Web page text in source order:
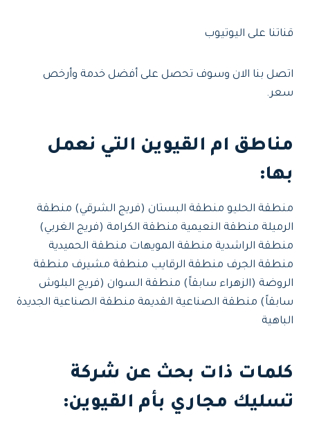
قناتنا على اليوتيوب
اتصل بنا الان وسوف تحصل على أفضل خدمة وأرخص
سعر.
مناطق ام القيوين التي نعمل
بها:
منطقة الحليو منطقة البستان (فريج الشرقي) منطقة
الرميلة منطقة النعيمية منطقة الكرامة (فريج الغربي)
منطقة الراشدية منطقة المويهات منطقة الحميدية
منطقة الجرف منطقة الرقايب منطقة مشيرف منطقة
الروضة (الزهراء سابقاً) منطقة السوان (فريج البلوش
سابقاً) منطقة الصناعية القديمة منطقة الصناعية الجديدة
الباهية
كلمات ذات بحث عن شركة
تسليك مجاري بأم القيوين: